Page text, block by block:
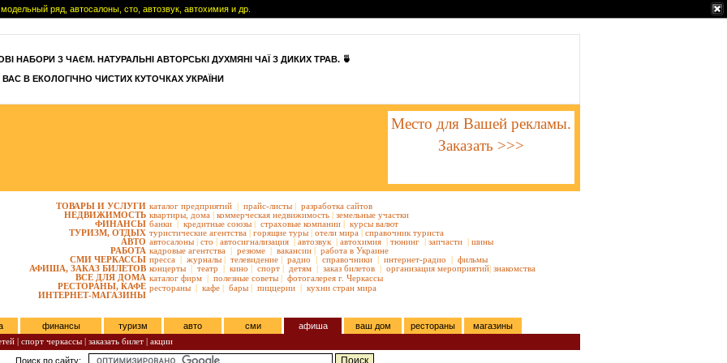
ряд, автосалоны, сто, автозвук, автохимия и др.
НАБОРИ З ЧАЄМ. НАТУРАЛЬНІ АВТОРСЬКІ ДУХМЯНІ ЧАЇ З ДИКИХ ТРАВ. 🍵
В ЕКОЛОГІЧНО ЧИСТИХ КУТОЧКАХ УКРАЇНИ
Место для Вашей рекламы.
Заказать >>>
ТОВАРЫ И УСЛУГИ
НЕДВИЖИМОСТЬ
ФИНАНСЫ
ТУРИЗМ, ОТДЫХ
АВТО
РАБОТА
СМИ ЧЕРКАССЫ
АФИША, ЗАКАЗ БИЛЕТОВ
ВСЕ ДЛЯ ДОМА
РЕСТОРАНЫ, КАФЕ
ИНТЕРНЕТ-МАГАЗИНЫ
каталог предприятий | прайс-листы | разработка сайтов
квартиры, дома | коммерческая недвижимость | земельные участки
банки | кредитные союзы | страховые компании | курсы валют
туристические агентства | горящие туры | отели мира | справочник туриста
автосалоны | сто | автосигнализация | автозвук | автохимия | тюнинг | запчасти | шины
кадровые агентства | резюме | вакансии | работа в Украине
пресса | журналы | телевидение | радио | справочники | интернет-радио | фильмы
концерты | театр | кино | спорт | детям | заказ билетов | организация мероприятий| знакомства
каталог фирм | полезные советы | фотогалерея г. Черкассы
рестораны | кафе | бары | пиццерии | кухни стран мира
финансы туризм авто сми афиша ваш дом рестораны
магазины
| спорт черкассы | заказать билет | акции
Поиск по сайту: